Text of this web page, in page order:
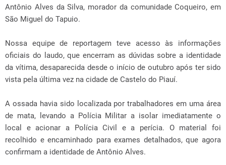
Antônio Alves da Silva, morador da comunidade Coqueiro, em
São Miguel do Tapuio.
Nossa equipe de reportagem teve acesso às informações
oficiais do laudo, que encerram as dúvidas sobre a identidade
da vítima, desaparecida desde o início de outubro após ter sido
vista pela última vez na cidade de Castelo do Piauí.
A ossada havia sido localizada por trabalhadores em uma área
de mata, levando a Polícia Militar a isolar imediatamente o
local e acionar a Polícia Civil e a perícia. O material foi
recolhido e encaminhado para exames detalhados, que agora
confirmam a identidade de Antônio Alves.